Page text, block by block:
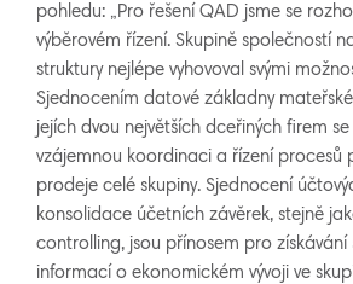
pohledu: „Pro řešení QAD jsme se
výběrovém řízení. Skupině společností
struktury nejlépe vyhovoval svými
Sjednocením datové základny
jejích dvou největších dceřiných firem
vzájemnou koordinaci a řízení procesů
prodeje celé skupiny. Sjednocení
konsolidace účetních závěrek, stejně
controlling, jsou přínosem pro získávání
informací o ekonomickém vývoji ve